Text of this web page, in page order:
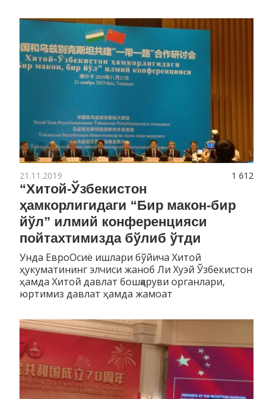
1 612
21.11.2019
“Хитой-Ўзбекистон
ҳамкорлигидаги “Бир макон-бир
йўл” илмий конференцияси
пойтахтимизда бўлиб ўтди
Унда ЕвроОсиё ишлари бўйича Хитой
ҳукуматининг элчиси жаноб Ли Хуэй Ўзбекистон
ҳамда Хитой давлат бошқаруви органлари,
юртимиз давлат ҳамда жамоат